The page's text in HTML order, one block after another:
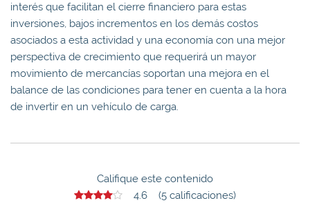
interés que facilitan el cierre financiero para estas
inversiones, bajos incrementos en los demás costos
asociados a esta actividad y una economía con una mejor
perspectiva de crecimiento que requerirá un mayor
movimiento de mercancías soportan una mejora en el
balance de las condiciones para tener en cuenta a la hora
de invertir en un vehículo de carga.
Califique este contenido
4.6 (5 calificaciones)